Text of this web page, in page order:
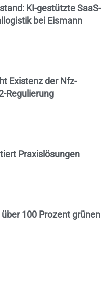
KI-gestützte SaaS-
bei Eismann
Existenz der Nfz-
Regulierung
Praxislösungen
100 Prozent grünen